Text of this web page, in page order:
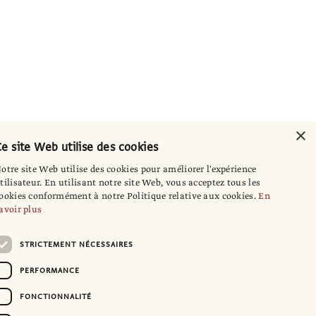
×
site Web utilise des cookies
site Web utilise des cookies pour améliorer l'expérience
En utilisant notre site Web, vous acceptez tous les
conformément à notre Politique relative aux cookies.En
plus
STRICTEMENT NÉCESSAIRES
PERFORMANCE
FONCTIONNALITÉ